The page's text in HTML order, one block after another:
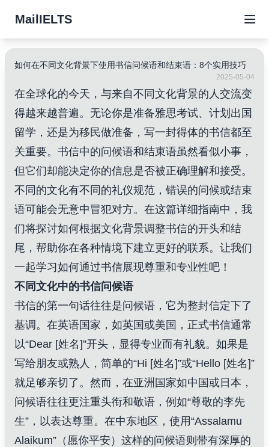
MailIELTS
如何在不同文化背景下使用书信问候语和结束语：8个实用技巧
2025-05-04
在全球化的今天，与来自不同文化背景的人交流变
得越来越普遍。无论你是准备雅思考试、计划出国
留学，还是为移民做准备，写一封得体的书信都至
关重要。书信中的问候语和结束语虽然看似小事，
但它们却能决定你的信息是否被正确理解和接受。
不同的文化有不同的礼仪规范，错误的问候或结束
语可能会无意中冒犯对方。在这篇详细指南中，我
们将探讨如何根据文化背景调整书信的开头和结
尾，帮助你在各种情境下建立更好的联系。让我们
一起学习如何通过书信展现尊重和专业性吧！
不同文化中的书信问候语
书信的第一句话往往是问候语，它为整封信定下了
基调。在英语国家，如英国或美国，正式书信通常
以“Dear [姓名]”开头，显得专业而有礼貌。如果是
写给朋友或熟人，简单的“Hi [姓名]”或“Hello [姓名]”
就足够亲切了。然而，在亚洲国家如中国或日本，
问候语往往更注重头衔和敬语，例如“尊敬的李先
生”，以表达尊重。在中东地区，使用“Assalamu
Alaikum”（愿你平安）这样的问候语则带有深厚的